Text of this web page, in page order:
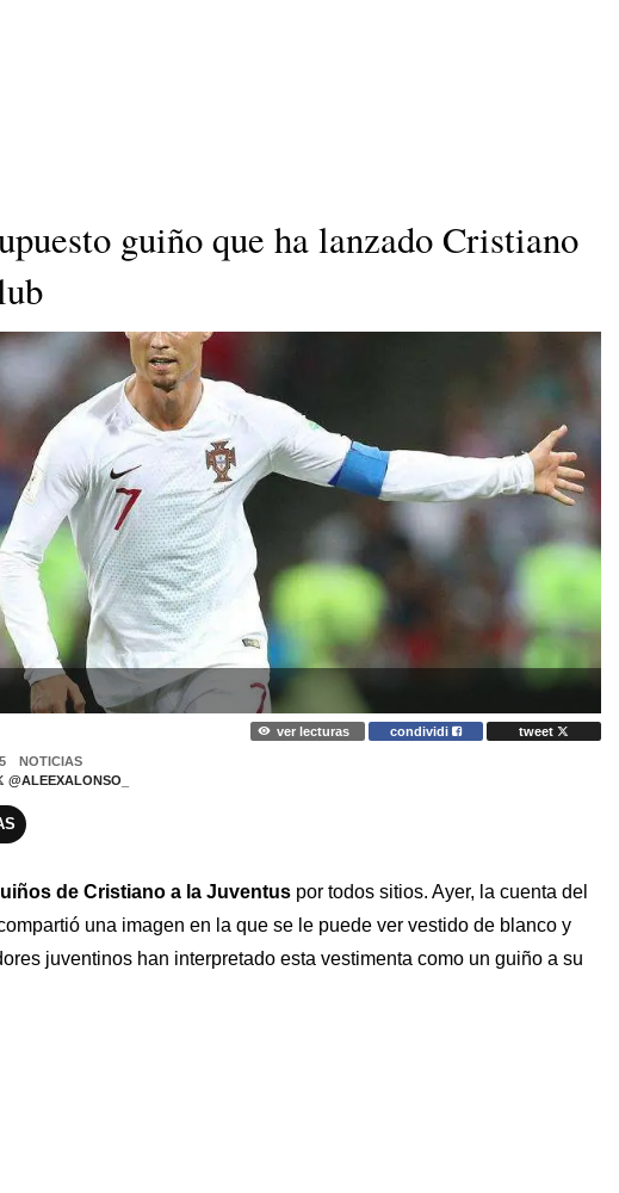
guiño que ha lanzado Cristiano
ver lecturas condividi tweet
NOTICIAS
@ALEEXALONSO_
de Cristiano a la Juventus por todos sitios. Ayer, la cuenta del
una imagen en la que se le puede ver vestido de blanco y
juventinos han interpretado esta vestimenta como un guiño a su